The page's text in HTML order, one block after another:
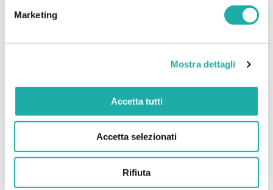
Marketing
Mostra dettagli
Accetta tutti
Accetta selezionati
Rifiuta